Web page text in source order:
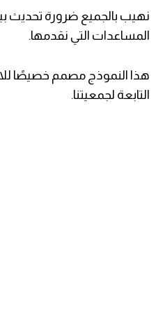
نهيب بالجميع ضرورة تحديث
المساعدات التي نقدمها.
هذا النموذج مصمم خصيصًا
التابعة لجمعيتنا.